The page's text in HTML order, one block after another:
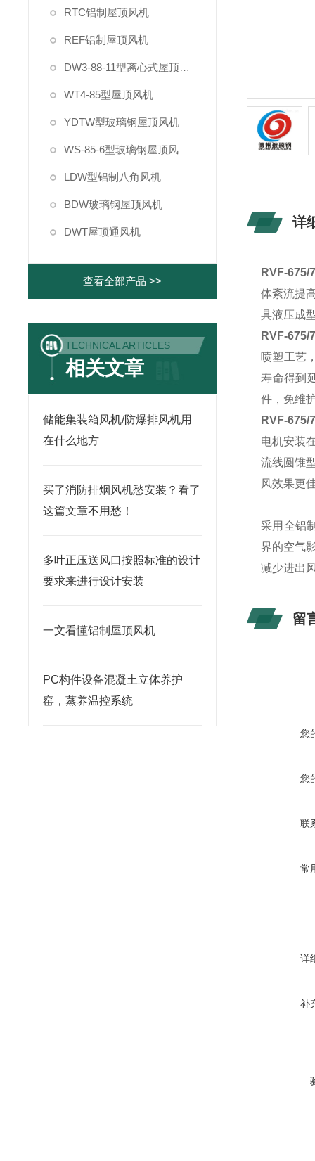
RTC铝制屋顶风机
REF铝制屋顶风机
DW3-88-11型离心式屋顶风机
WT4-85型屋顶风机
YDTW型玻璃钢屋顶风机
WS-85-6型玻璃钢屋顶风
LDW型铝制八角风机
BDW玻璃钢屋顶风机
DWT屋顶通风机
查看全部产品 >>
TECHNICAL ARTICLES
相关文章
储能集装箱风机/防爆排风机用
在什么地方
买了消防排烟风机愁安装？看了
这篇文章不用愁！
多叶正压送风口按照标准的设计
要求来进行设计安装
一文看懂铝制屋顶风机
PC构件设备混凝土立体养护
窑，蒸养温控系统
详
RVF-675/
体紊流提
具液压成
RVF-675/
喷塑工艺
寿命得到
件，免维
RVF-675/
电机安装
流线圆锥
风效果更
采用全铝
界的空气
减少进出
留
您
您
联
常
详
补